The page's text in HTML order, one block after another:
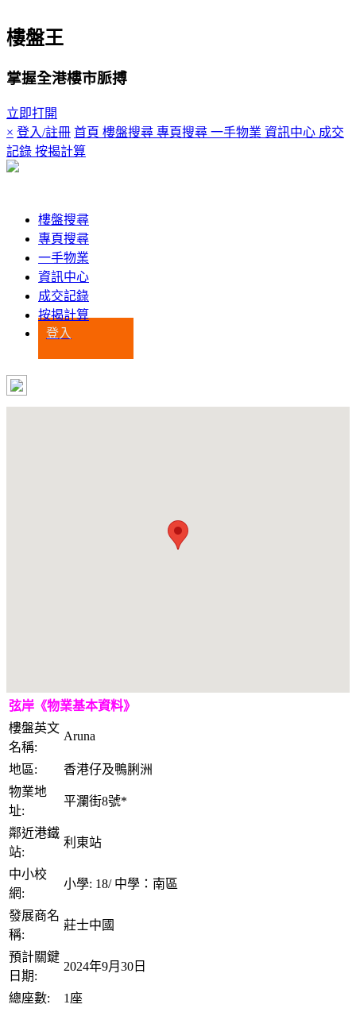
樓盤王
掌握全港樓市脈搏
立即打開
× 登入/註冊 首頁 樓盤搜尋 專頁搜尋 一手物業 資訊中心 成交
記錄 按揭計算
樓盤搜尋
專頁搜尋
一手物業
資訊中心
成交記錄
按揭計算
登入
弦岸《物業基本資料》
樓盤英文
名稱:
Aruna
地區:
香港仔及鴨脷洲
物業地
址:
平瀾街8號*
鄰近港鐵
站:
利東站
中小校
網:
小學: 18/ 中學：南區
發展商名
稱:
莊士中國
預計關鍵
日期:
2024年9月30日
總座數:
1座